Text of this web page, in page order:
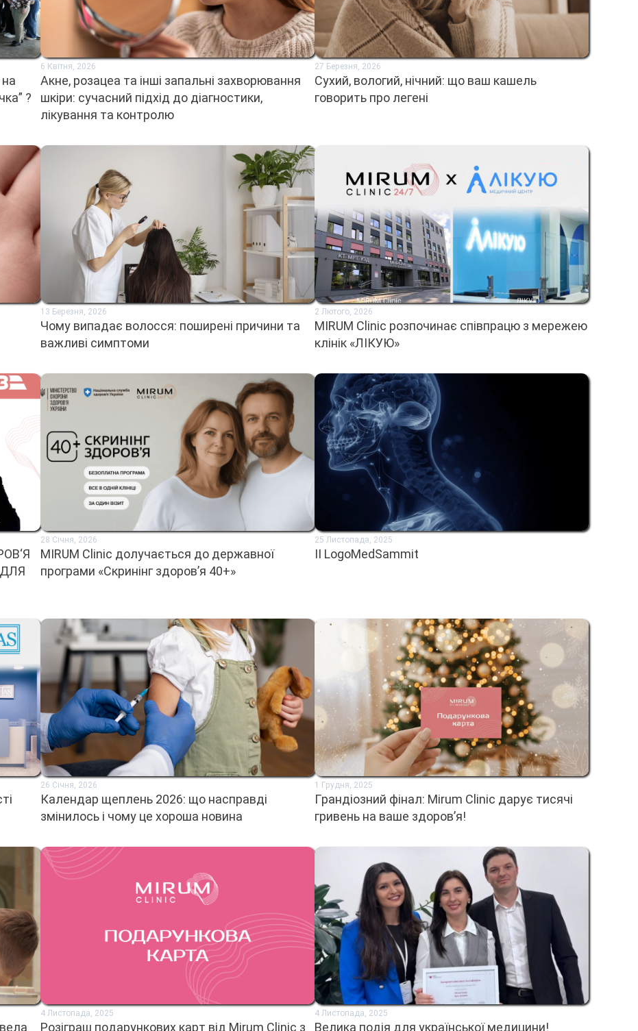
?
6 Квітня, 2026
Акне, розацеа та інші запальні захворювання
шкіри: сучасний підхід до діагностики,
лікування та контролю
27 Березня, 2026
Сухий, вологий, нічний: що ваш кашель
говорить про легені
13 Березня, 2026
Чому випадає волосся: поширені причини та
важливі симптоми
2 Лютого, 2026
MIRUM Clinic розпочинає співпрацю з мережею
клінік «ЛІКУЮ»
28 Січня, 2026
MIRUM Clinic долучається до державної
програми «Скринінг здоров’я 40+»
25 Листопада, 2025
II LogoMedSammit
26 Січня, 2026
Календар щеплень 2026: що насправді
змінилось і чому це хороша новина
1 Грудня, 2025
Грандіозний фінал: Mirum Clinic дарує тисячі
гривень на ваше здоров’я!
4 Листопада, 2025
Розіграш подарункових карт від Mirum Clinic з
4 Листопада, 2025
Велика подія для української медицини!